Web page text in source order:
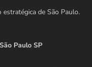
de São Paulo.
Paulo SP